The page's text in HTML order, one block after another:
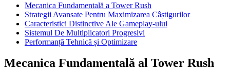
Mecanica Fundamentală a Tower Rush
Strategii Avansate Pentru Maximizarea Câștigurilor
Caracteristici Distinctive Ale Gameplay-ului
Sistemul De Multiplicatori Progresivi
Performanță Tehnică și Optimizare
Mecanica Fundamentală al Tower Rush